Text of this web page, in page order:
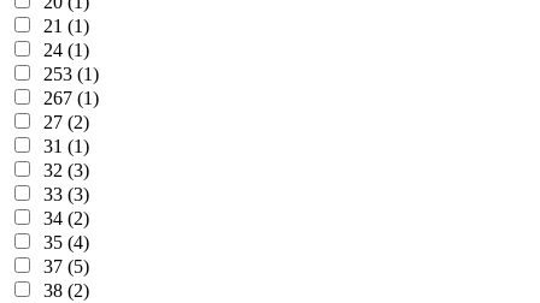
21 (1)
24 (1)
253 (1)
267 (1)
27 (2)
31 (1)
32 (3)
33 (3)
34 (2)
35 (4)
37 (5)
38 (2)